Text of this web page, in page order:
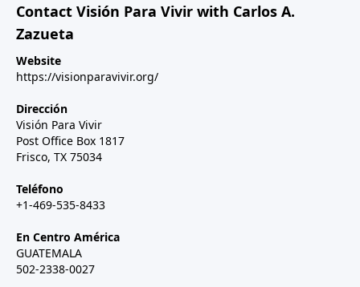
Contact Visión Para Vivir with Carlos A.
Zazueta
Website
https://visionparavivir.org/
Dirección
Visión Para Vivir
Post Office Box 1817
Frisco, TX 75034
Teléfono
+1-469-535-8433
En Centro América
GUATEMALA
502-2338-0027